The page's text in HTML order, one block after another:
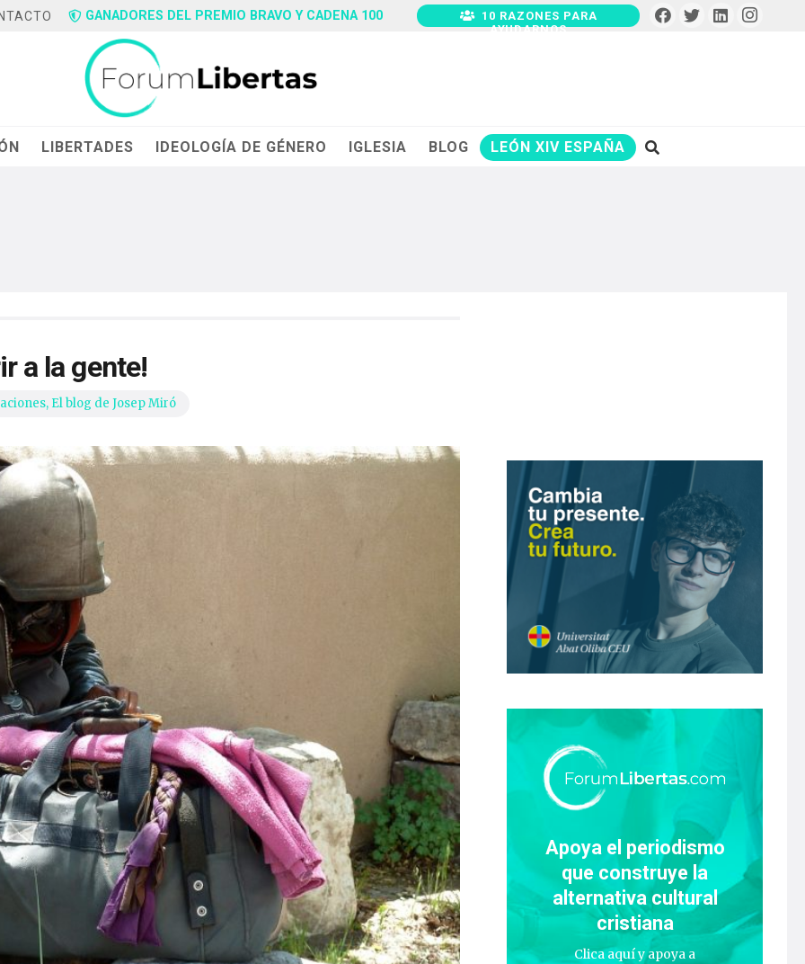
GANADORES DEL PREMIO BRAVO Y CADENA 100
10 RAZONES PARA
AYUDARNOS
LIBERTADES IDEOLOGÍA DE GÉNERO IGLESIA BLOG LEÓN XIV ESPAÑA
a la gente!
, El blog de Josep Miró
Apoya el periodismo
que construye la
alternativa cultural
cristiana
Clica aquí y apoya a